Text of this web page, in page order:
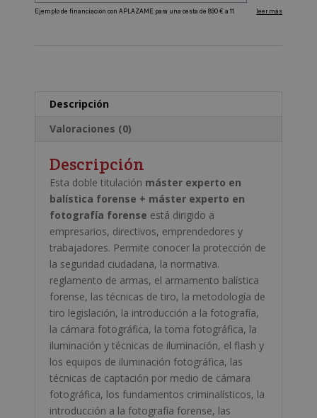
+
cantidad
Descripción
Valoraciones (0)
Descripción
Esta doble titulación máster experto en
balística forense + máster experto en
fotografía forense está dirigido a
empresarios, directivos, emprendedores y
trabajadores. Permite conocer la protección de
la seguridad ciudadana, la normativa.
reglamento de armas, el armamento balística
forense, las técnicas de tiro, la metodología de
tiro legislación, la introducción a la fotografía,
la cámara fotográfica, la toma fotográfica, la
iluminación y técnicas de iluminación, el flash y
los equipos de iluminación fotográfica, las
técnicas de captación por medio de cámara
fotográfica, los fundamentos criminalísticos, la
introducción a la fotografía forense, las